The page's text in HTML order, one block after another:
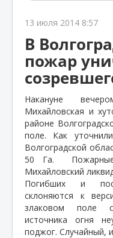
13 июля 2014 8:57
В
пожар
Накануне
Михайловская и
районе
поле. Как
Волгоградской
50 Га.
Михайловский
Погибших и
склоняются к
злаковом поле
источника огня
поджог. Случайный,